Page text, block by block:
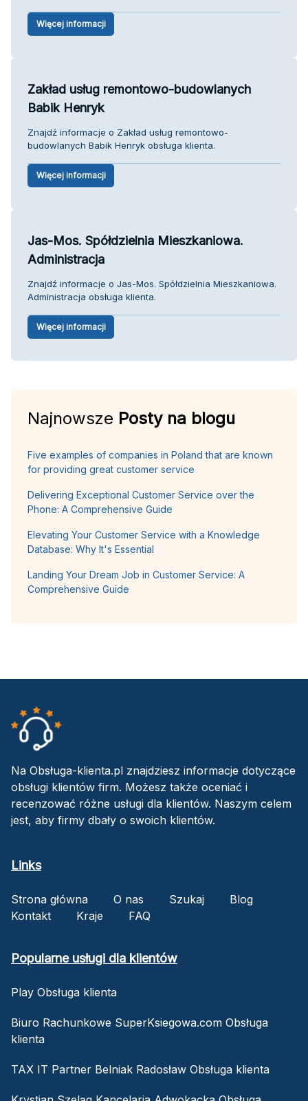
Więcej informacji
Zakład usług remontowo-budowlanych
Babik Henryk
Znajdź informacje o Zakład usług remontowo-
budowlanych Babik Henryk obsługa klienta.
Więcej informacji
Jas-Mos. Spółdzielnia Mieszkaniowa.
Administracja
Znajdź informacje o Jas-Mos. Spółdzielnia Mieszkaniowa.
Administracja obsługa klienta.
Więcej informacji
Najnowsze Posty na blogu
Five examples of companies in Poland that are known
for providing great customer service
Delivering Exceptional Customer Service over the
Phone: A Comprehensive Guide
Elevating Your Customer Service with a Knowledge
Database: Why It's Essential
Landing Your Dream Job in Customer Service: A
Comprehensive Guide
Na Obsługa-klienta.pl znajdziesz informacje dotyczące
obsługi klientów firm. Możesz także oceniać i
recenzować różne usługi dla klientów. Naszym celem
jest, aby firmy dbały o swoich klientów.
Links
Strona główna O nas Szukaj
Blog
Kontakt
Kraje FAQ
Popularne usługi dla klientów
Play Obsługa klienta
Biuro Rachunkowe SuperKsiegowa.com Obsługa
klienta
TAX IT Partner Belniak Radosław Obsługa klienta